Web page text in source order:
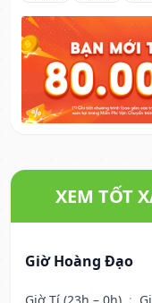
XEM TỐT
Giờ Hoàng Đạo